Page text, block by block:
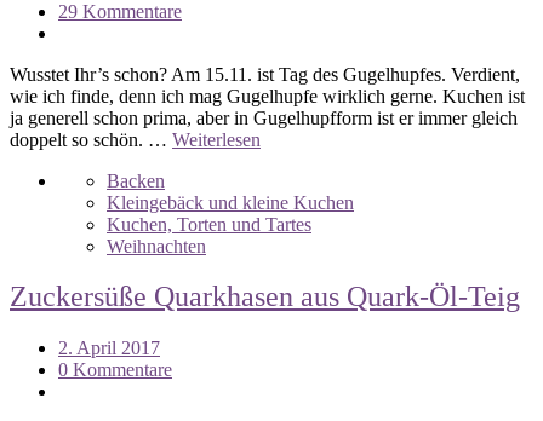
29 Kommentare
Wusstet Ihr’s schon? Am 15.11. ist Tag des Gugelhupfes. Verdient,
wie ich finde, denn ich mag Gugelhupfe wirklich gerne. Kuchen ist
ja generell schon prima, aber in Gugelhupfform ist er immer gleich
doppelt so schön. … Weiterlesen
Backen
Kleingebäck und kleine Kuchen
Kuchen, Torten und Tartes
Weihnachten
Zuckersüße Quarkhasen aus Quark-Öl-Teig
2. April 2017
0 Kommentare